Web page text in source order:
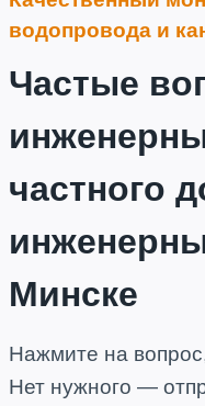
водопровода и
Частые
частного
Минске
Нажмите на
Нет нужного —